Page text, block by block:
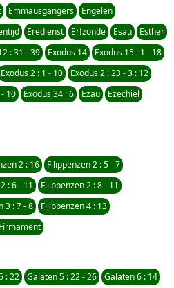
Emmausgangers
Engelen
Eredienst Erfzonde Esau
Esther
: 31 - 39 Exodus 14
Exodus 15 : 1 - 18
Exodus 2 : 1 - 10
Exodus 2 : 23 - 3 : 12
10 Exodus 34 : 6 Ezau
Ezechiel
2 : 16
Filippenzen 2 : 5 - 7
: 6 - 11
Filippenzen 2 : 8 - 11
3 : 7 - 8
Filippenzen 4 : 13
Firmament
: 22 Galaten 5 : 22 - 26 Galaten 6 : 14